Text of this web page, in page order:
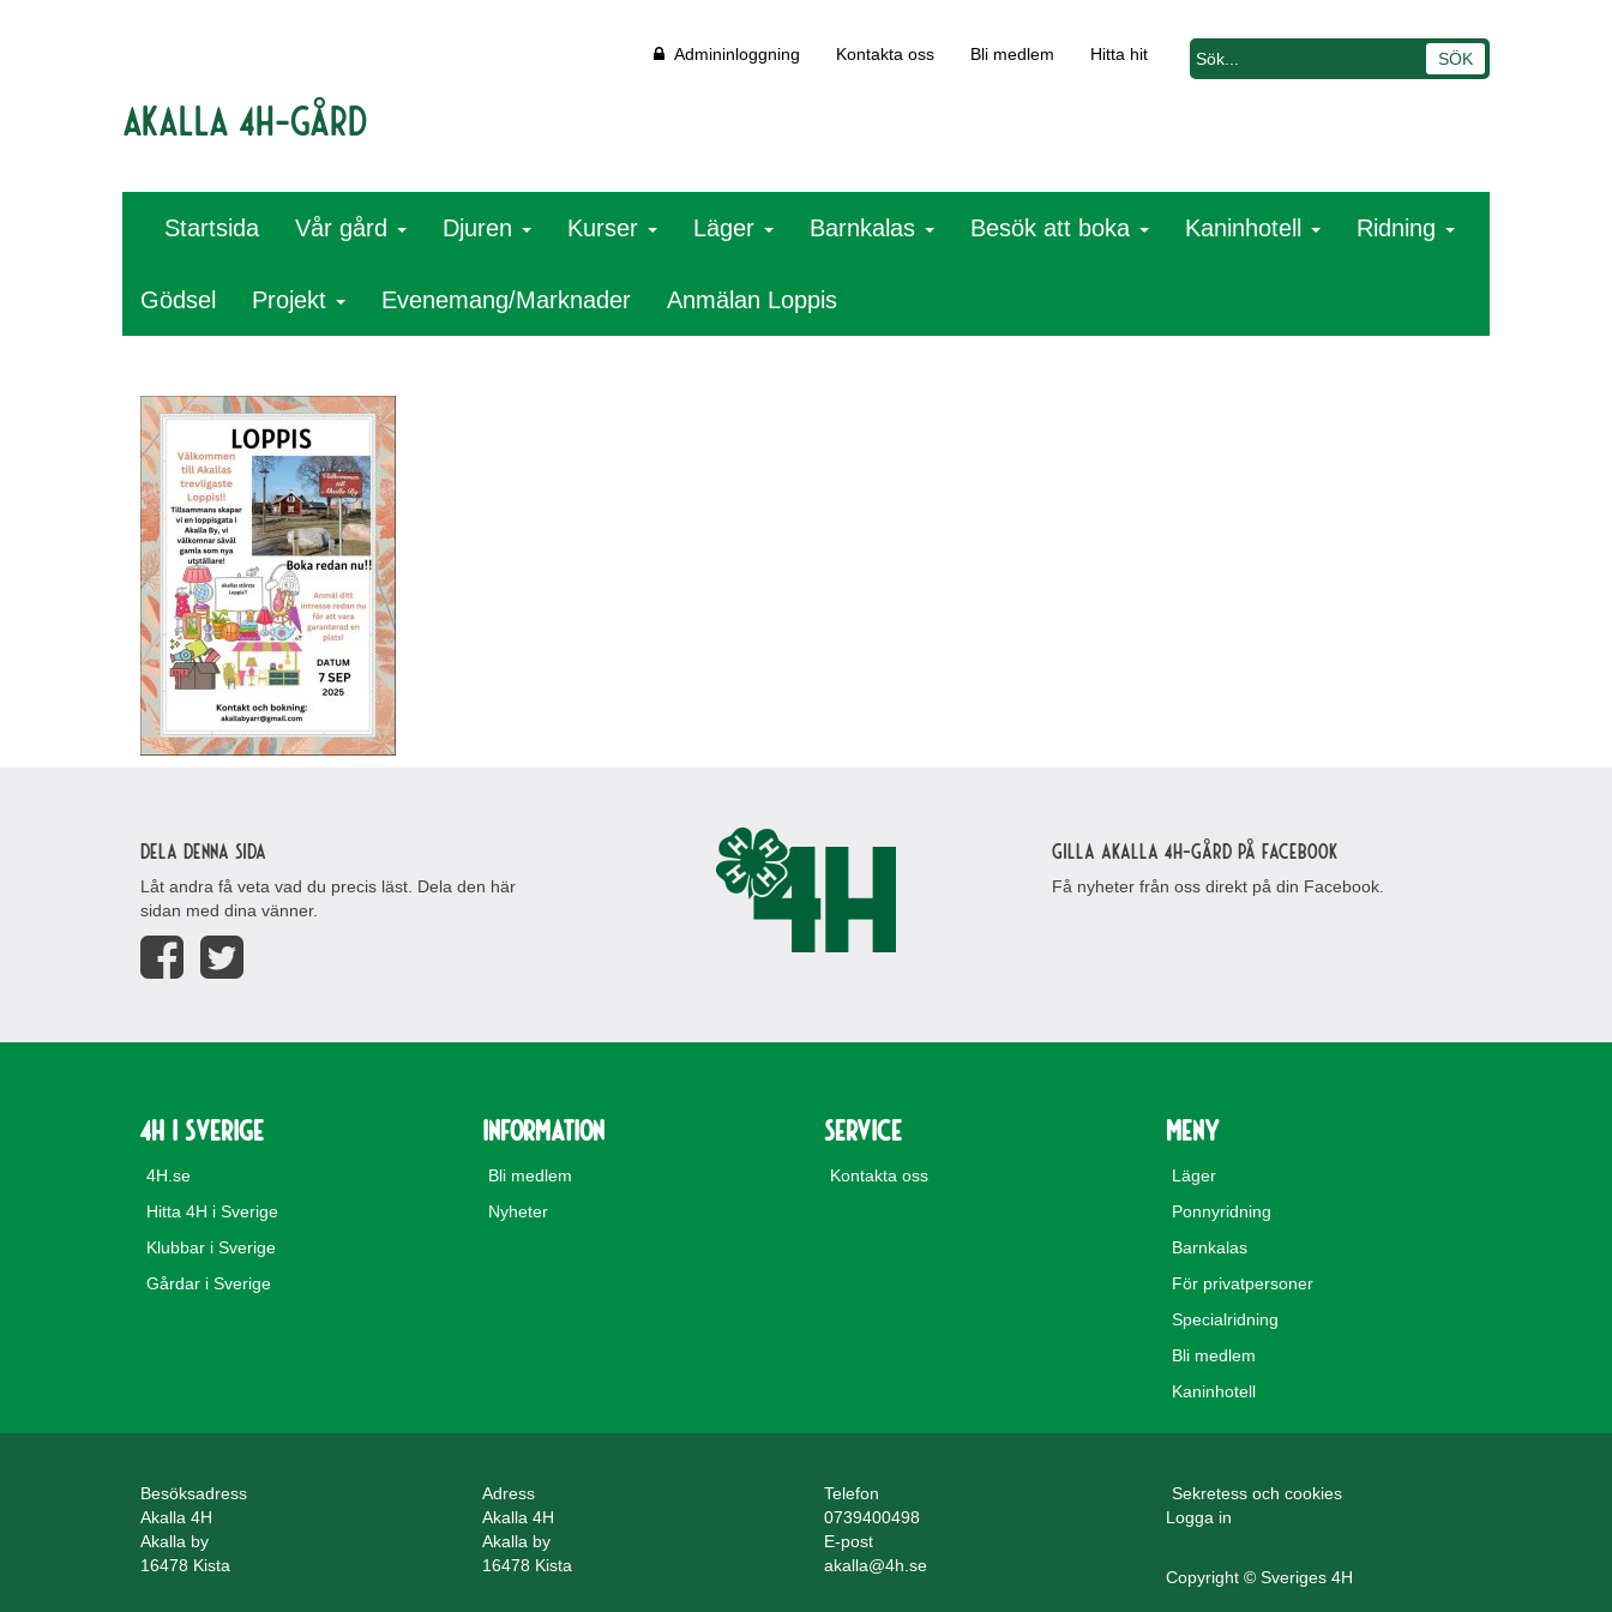
Akalla 4H-gård
Admininloggning Kontakta oss Bli medlem Hitta hit
Startsida Vår gård Djuren Kurser Läger Barnkalas Besök att boka Kaninhotell Ridning
Gödsel Projekt Evenemang/Marknader Anmälan Loppis
Dela denna sida
Låt andra få veta vad du precis läst. Dela den här
sidan med dina vänner.
Gilla Akalla 4H-gård på Facebook
Få nyheter från oss direkt på din Facebook.
4H i Sverige
4H.se
Hitta 4H i Sverige
Klubbar i Sverige
Gårdar i Sverige
Information
Bli medlem
Nyheter
Service
Kontakta oss
Meny
Läger
Ponnyridning
Barnkalas
För privatpersoner
Specialridning
Bli medlem
Kaninhotell
Besöksadress
Akalla 4H
Akalla by
16478 Kista
Adress
Akalla 4H
Akalla by
16478 Kista
Telefon
0739400498
E-post
akalla@4h.se
Sekretess och cookies
Logga in
Copyright © Sveriges 4H